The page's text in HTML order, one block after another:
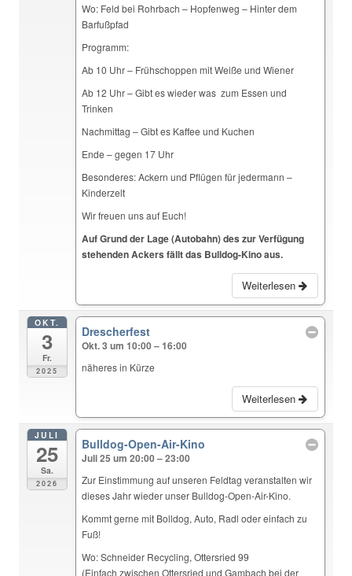
Wo: Feld bei Rohrbach – Hopfenweg – Hinter dem
Barfußpfad
Programm:
Ab 10 Uhr – Frühschoppen mit Weiße und Wiener
Ab 12 Uhr – Gibt es wieder was zum Essen und
Trinken
Nachmittag – Gibt es Kaffee und Kuchen
Ende – gegen 17 Uhr
Besonderes: Ackern und Pflügen für jedermann –
Kinderzelt
Wir freuen uns auf Euch!
Auf Grund der Lage (Autobahn) des zur Verfügung
stehenden Ackers fällt das Bulldog-Kino aus.
Weiterlesen
OKT.
3
Fr.
2025
Drescherfest
Okt. 3 um 10:00 – 16:00
näheres in Kürze
Weiterlesen
JULI
25
Sa.
2026
Bulldog-Open-Air-Kino
Juli 25 um 20:00 – 23:00
Zur Einstimmung auf unseren Feldtag veranstalten wir
dieses Jahr wieder unser Bulldog-Open-Air-Kino.
Kommt gerne mit Bolldog, Auto, Radl oder einfach zu
Fuß!
Wo: Schneider Recycling, Ottersried 99
(Einfach zwischen Ottersried und Gambach bei der